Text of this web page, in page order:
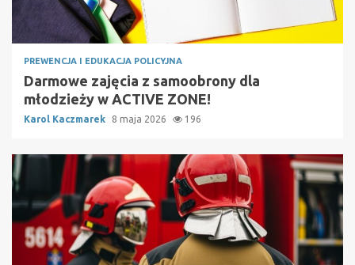
PREWENCJA I EDUKACJA POLICYJNA
Darmowe zajęcia z samoobrony dla
młodzieży w ACTIVE ZONE!
Karol Kaczmarek 8 maja 2026 196